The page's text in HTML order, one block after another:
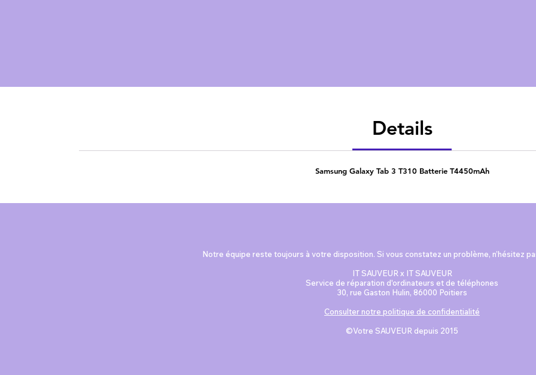
Details
Samsung Galaxy Tab 3 T310 Batterie T4450mAh
Notre équipe reste toujours à votre disposition. Si vous constatez un problème, n’hésitez
IT SAUVEUR x IT SAUVEUR
Service de réparation d'ordinateurs et de téléphones
30, rue Gaston Hulin, 86000 Poitiers
Consulter notre politique de confidentialité
©Votre SAUVEUR depuis 2015